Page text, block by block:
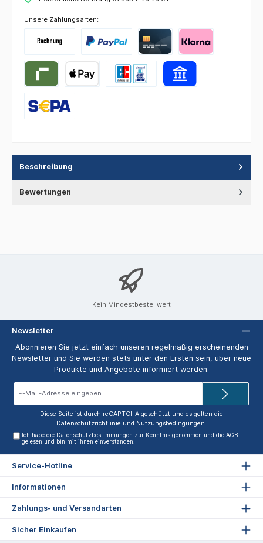
Unsere Zahlungsarten:
Beschreibung
Bewertungen
Kein Mindestbestellwert
Newsletter
Abonnieren Sie jetzt einfach unseren regelmäßig erscheinenden
Newsletter und Sie werden stets unter den Ersten sein, über neue
Produkte und Angebote informiert werden.
Diese Seite ist durch reCAPTCHA geschützt und es gelten die
Datenschutzrichtlinie und Nutzungsbedingungen.
Ich habe die Datenschutzbestimmungen zur Kenntnis genommen und dieAGB
gelesen und bin mit ihnen einverstanden.
Service-Hotline
Informationen
Zahlungs- und Versandarten
Sicher Einkaufen